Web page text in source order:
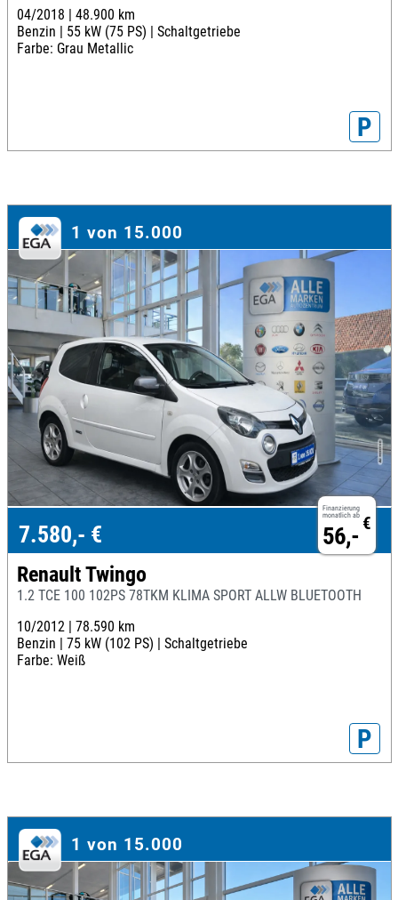
04/2018 | 48.900 km
Benzin | 55 kW (75 PS) | Schaltgetriebe
Farbe: Grau Metallic
P
1 von 15.000
Finanzierung
monatlich ab €
56,-
7.580,- €
Renault Twingo
1.2 TCE 100 102PS 78TKM KLIMA SPORT ALLW BLUETOOTH
10/2012 | 78.590 km
Benzin | 75 kW (102 PS) | Schaltgetriebe
Farbe: Weiß
P
1 von 15.000